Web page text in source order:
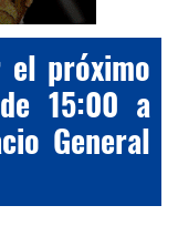
el próximo
15:00 a
General